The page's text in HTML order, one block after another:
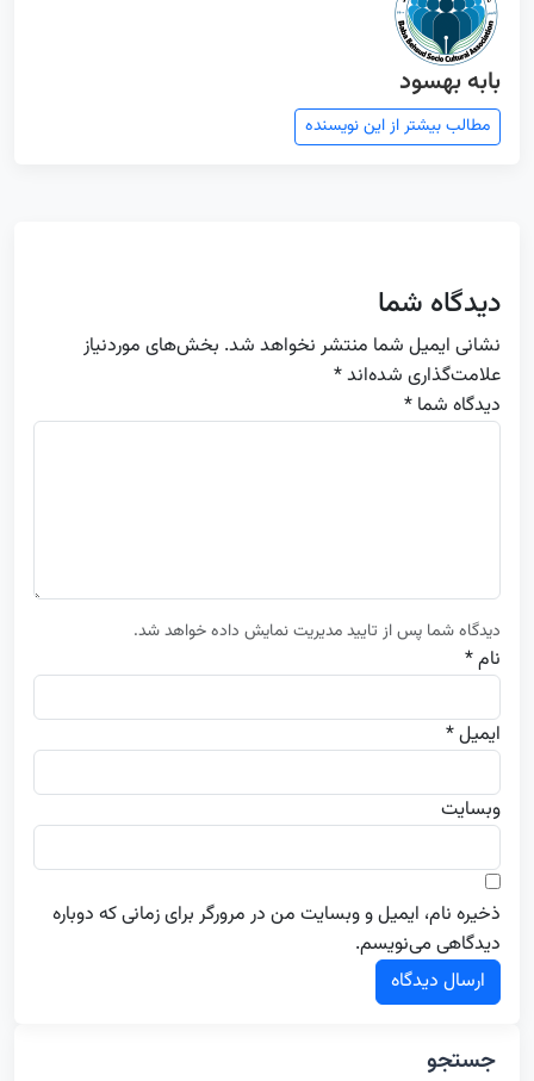
بابه بهسود
مطالب بیشتر از این نویسنده
دیدگاه شما
نشانی ایمیل شما منتشر نخواهد شد. بخش‌های موردنیاز
علامت‌گذاری شده‌اند*
دیدگاه شما *
دیدگاه شما پس از تایید مدیریت نمایش داده خواهد شد.
نام *
ایمیل *
وبسایت
ذخیره نام، ایمیل و وبسایت من در مرورگر برای زمانی که دوباره
دیدگاهی می‌نویسم.
جستجو